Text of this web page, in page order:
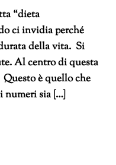
“dieta
ci invidia perché
della vita. Si
Al centro di questa
Questo è quello che
numeri sia […]